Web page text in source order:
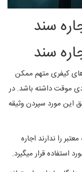
سند
سند
های کیفری متهم ممکن
موقت داشته باشد. در
این مورد سپردن وثیقه
را ندارند اجاره
استفاده قرار میگیرد.